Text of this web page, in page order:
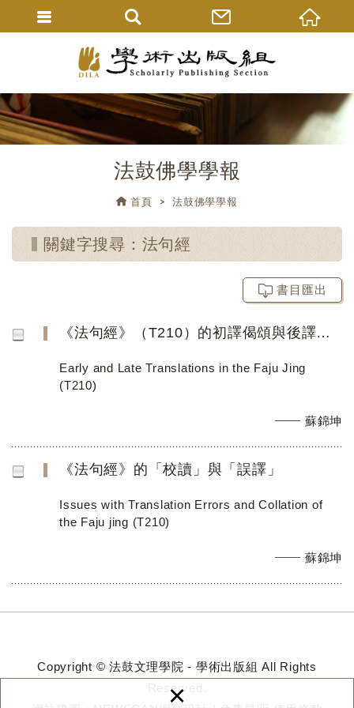
×
法鼓佛學學報
首頁 法鼓佛學學報
關鍵字搜尋：法句經
書目匯出
《法句經》（T210）的初譯偈頌與後譯偈頌
Early and Late Translations in the Faju Jing
(T210)
蘇錦坤
《法句經》的「校讀」與「誤譯」
Issues with Translation Errors and Collation of
the Faju jing (T210)
蘇錦坤
Copyright © 法鼓文理學院 - 學術出版組 All Rights
Reserved.